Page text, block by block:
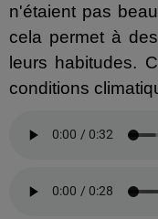
n'étaient pas
cela permet à
leurs habitudes.
conditions